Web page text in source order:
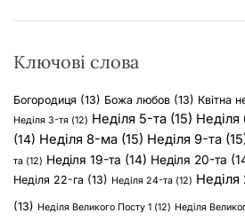
Ключові слова
Богородиця (13) Божа любов (13) Квітна
Неділя 3-тя (12) Неділя 5-та (15) Неділя
(14) Неділя 8-ма (15) Неділя 9-та
та (12) Неділя 19-та (14) Неділя 20-та
Неділя 22-га (13) Неділя 24-та (12) Неділя
(13) Неділя Великого Посту 1 (12) Неділя